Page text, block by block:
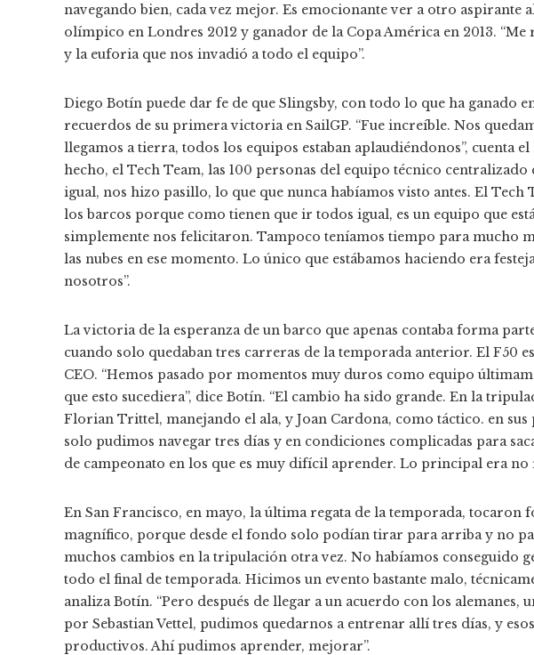
navegando bien, cada vez mejor. Es emocionante ver a otro aspirante
olímpico en Londres 2012 y ganador de la Copa América en 2013.
y la euforia que nos invadió a todo el equipo”.
Diego Botín puede dar fe de que Slingsby, con todo lo que ha ganado
recuerdos de su primera victoria en SailGP. “Fue increíble. Nos
llegamos a tierra, todos los equipos estaban aplaudiéndonos”, cuenta
hecho, el Tech Team, las 100 personas del equipo técnico
igual, nos hizo pasillo, lo que que nunca habíamos visto antes. El Tech
los barcos porque como tienen que ir todos igual, es un equipo que
simplemente nos felicitaron. Tampoco teníamos tiempo para mucho
las nubes en ese momento. Lo único que estábamos haciendo era
nosotros”.
La victoria de la esperanza de un barco que apenas contaba forma
cuando solo quedaban tres carreras de la temporada anterior. El F50
CEO. “Hemos pasado por momentos muy duros como equipo
que esto sucediera”, dice Botín. “El cambio ha sido grande. En la
Florian Trittel, manejando el ala, y Joan Cardona, como táctico. en
solo pudimos navegar tres días y en condiciones complicadas para
de campeonato en los que es muy difícil aprender. Lo principal era no
En San Francisco, en mayo, la última regata de la temporada, tocaron
magnífico, porque desde el fondo solo podían tirar para arriba y no
muchos cambios en la tripulación otra vez. No habíamos conseguido
todo el final de temporada. Hicimos un evento bastante malo,
analiza Botín. “Pero después de llegar a un acuerdo con los alemanes,
por Sebastian Vettel, pudimos quedarnos a entrenar allí tres días, y
productivos. Ahí pudimos aprender, mejorar”.